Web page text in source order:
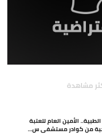
مشاهدة
الأمين العام للعتبة
من كوادر مستشفى س...